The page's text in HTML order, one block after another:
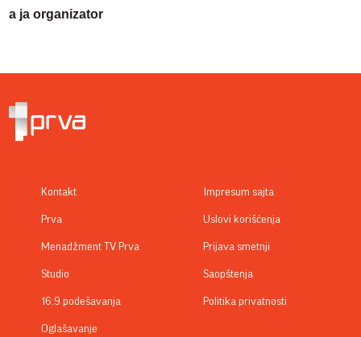
a ja organizator
Kontakt
Prva
Menadžment TV Prva
Studio
16:9 podešavanja
Oglašavanje
Impresum sajta
Uslovi korišćenja
Prijava smetnji
Saopštenja
Politika privatnosti